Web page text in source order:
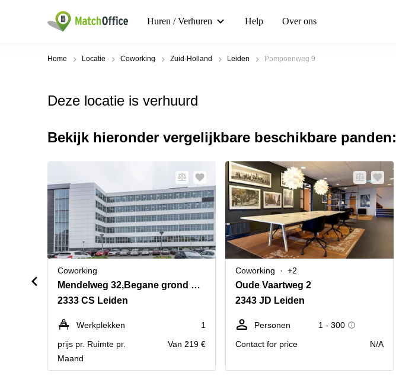
Huren / Verhuren Help Over ons
Home Locatie Coworking Zuid-Holland Leiden Pompoenweg 9
Deze locatie is verhuurd
Bekijk hieronder vergelijkbare beschikbare panden:
Coworking
Mendelweg 32,Begane grond naar 2e verdieping
2333 CS Leiden
Werkplekken
1
prijs pr. Ruimte pr.
Maand
Van 219 €
Coworking +2
Oude Vaartweg 2
2343 JD Leiden
Personen
1 - 300
Contact for price
N/A